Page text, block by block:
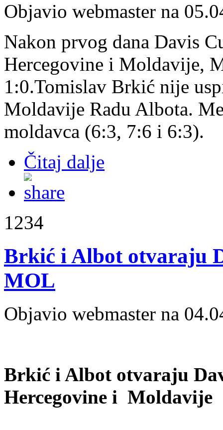
Objavio webmaster na
Nakon prvog dana Davis
Hercegovine i Moldavije,
1:0.Tomislav Brkić nije
Moldavije Radu Albota.
moldavca (6:3, 7:6 i 6:3).
Čitaj dalje
1234
Brkić i Albot otvaraju
MOL
Objavio webmaster na
Brkić i Albot otvaraju
Hercegovine i